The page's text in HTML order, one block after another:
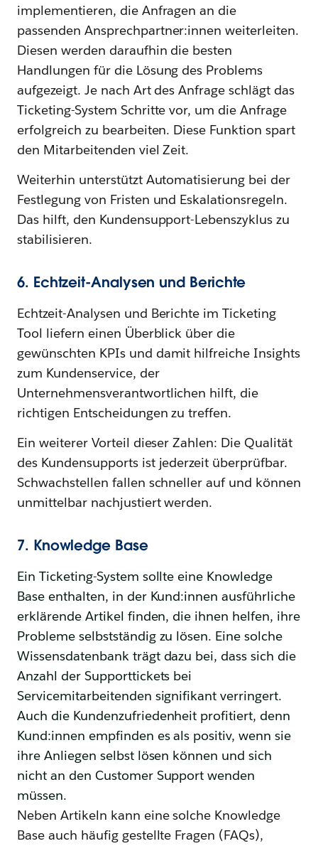
implementieren, die Anfragen an die
passenden Ansprechpartner:innen weiterleiten.
Diesen werden daraufhin die besten
Handlungen für die Lösung des Problems
aufgezeigt. Je nach Art des Anfrage schlägt das
Ticketing-System Schritte vor, um die Anfrage
erfolgreich zu bearbeiten. Diese Funktion spart
den Mitarbeitenden viel Zeit.
Weiterhin unterstützt Automatisierung bei der
Festlegung von Fristen und Eskalationsregeln.
Das hilft, den Kundensupport-Lebenszyklus zu
stabilisieren.
6. Echtzeit-Analysen und Berichte
Echtzeit-Analysen und Berichte im Ticketing
Tool liefern einen Überblick über die
gewünschten KPIs und damit hilfreiche Insights
zum Kundenservice, der
Unternehmensverantwortlichen hilft, die
richtigen Entscheidungen zu treffen.
Ein weiterer Vorteil dieser Zahlen: Die Qualität
des Kundensupports ist jederzeit überprüfbar.
Schwachstellen fallen schneller auf und können
unmittelbar nachjustiert werden.
7. Knowledge Base
Ein Ticketing-System sollte eine Knowledge
Base enthalten, in der Kund:innen ausführliche
erklärende Artikel finden, die ihnen helfen, ihre
Probleme selbstständig zu lösen. Eine solche
Wissensdatenbank trägt dazu bei, dass sich die
Anzahl der Supporttickets bei
Servicemitarbeitenden signifikant verringert.
Auch die Kundenzufriedenheit profitiert, denn
Kund:innen empfinden es als positiv, wenn sie
ihre Anliegen selbst lösen können und sich
nicht an den Customer Support wenden
müssen.
Neben Artikeln kann eine solche Knowledge
Base auch häufig gestellte Fragen (FAQs),